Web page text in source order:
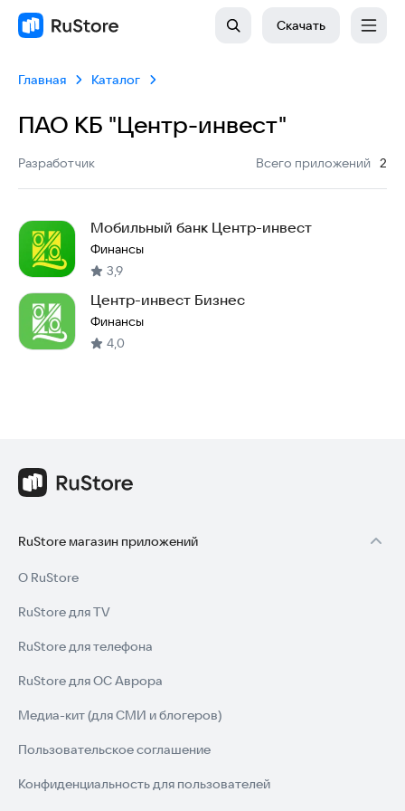
Скачать
Главная Каталог
ПАО КБ "Центр-инвест"
Разработчик Всего приложений
: 2
Мобильный банк Центр-инвест
Финансы
3,9
Центр-инвест Бизнес
Финансы
4,0
RuStore магазин приложений
О RuStore
RuStore для TV
RuStore для телефона
RuStore для ОС Аврора
Медиа-кит (для СМИ и блогеров)
Пользовательское соглашение
Конфиденциальность для пользователей